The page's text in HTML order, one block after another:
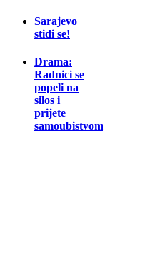
Sarajevo
stidi se!
Drama:
Radnici se
popeli na
silos i
prijete
samoubistvom